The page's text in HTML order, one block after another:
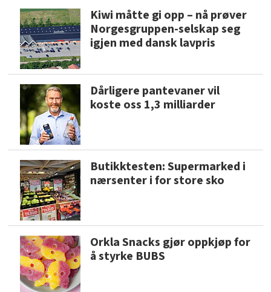
Kiwi måtte gi opp – nå prøver
Norgesgruppen-selskap seg
igjen med dansk lavpris
Dårligere pantevaner vil
koste oss 1,3 milliarder
Butikktesten: Supermarked i
nærsenter i for store sko
Orkla Snacks gjør oppkjøp for
å styrke BUBS